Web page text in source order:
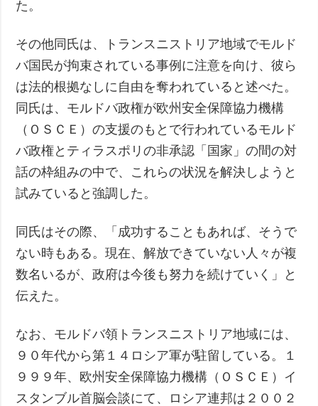
た。
その他同氏は、トランスニストリア地域でモルド
バ国民が拘束されている事例に注意を向け、彼ら
は法的根拠なしに自由を奪われていると述べた。
同氏は、モルドバ政権が欧州安全保障協力機構
（ＯＳＣＥ）の支援のもとで行われているモルド
バ政権とティラスポリの非承認「国家」の間の対
話の枠組みの中で、これらの状況を解決しようと
試みていると強調した。
同氏はその際、「成功することもあれば、そうで
ない時もある。現在、解放できていない人々が複
数名いるが、政府は今後も努力を続けていく」と
伝えた。
なお、モルドバ領トランスニストリア地域には、
９０年代から第１４ロシア軍が駐留している。１
９９９年、欧州安全保障協力機構（ＯＳＣＥ）イ
スタンブル首脳会談にて、ロシア連邦は２００２